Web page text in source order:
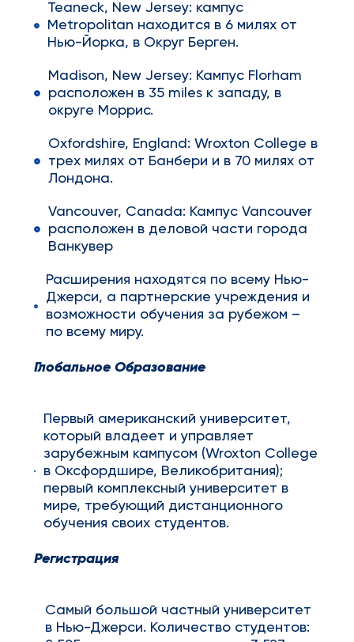
Teaneck, New Jersey: кампус
Metropolitan находится в 6 милях от
Нью-Йорка, в Округ Берген.
Madison, New Jersey: Кампус Florham
расположен в 35 miles к западу, в
округе Моррис.
Oxfordshire, England: Wroxton College в
трех милях от Банбери и в 70 милях от
Лондона.
Vancouver, Canada: Кампус Vancouver
расположен в деловой части города
Ванкувер
Расширения находятся по всему Нью-
Джерси, а партнерские учреждения и
возможности обучения за рубежом –
по всему миру.
Глобальное Образование
Первый американский университет,
который владеет и управляет
зарубежным кампусом (Wroxton College
в Оксфордшире, Великобритания);
первый комплексный университет в
мире, требующий дистанционного
обучения своих студентов.
Регистрация
Самый большой частный университет
в Нью-Джерси. Количество студентов: